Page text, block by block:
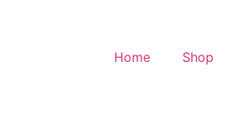
Home Shop